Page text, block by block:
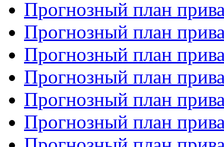
Прогнозный план
Прогнозный план
Прогнозный план
Прогнозный план
Прогнозный план
Прогнозный план